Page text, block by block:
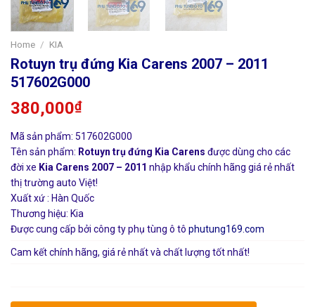
Home / KIA
Rotuyn trụ đứng Kia Carens 2007 – 2011
517602G000
380,000₫
Mã sản phẩm: 517602G000
Tên sản phẩm: Rotuyn trụ đứng Kia Carens được dùng cho các
đời xe Kia Carens 2007 – 2011 nhập khẩu chính hãng giá rẻ nhất
thị trường auto Việt!
Xuất xứ : Hàn Quốc
Thương hiệu: Kia
Được cung cấp bởi công ty phụ tùng ô tô phutung169.com
Cam kết chính hãng, giá rẻ nhất và chất lượng tốt nhất!